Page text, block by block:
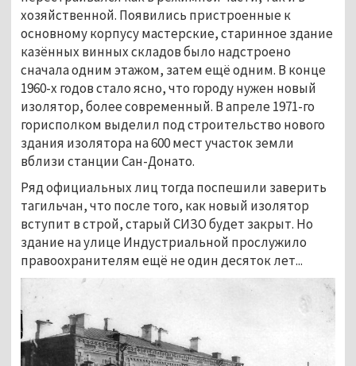
хозяйственной. Появились пристроенные к
основному корпусу мастерские, старинное здание
казённых винных складов было надстроено
сначала одним этажом, затем ещё одним. В конце
1960-х годов стало ясно, что городу нужен новый
изолятор, более современный. В апреле 1971-го
горисполком выделил под строительство нового
здания изолятора на 600 мест участок земли
вблизи станции Сан-Донато.
Ряд официальных лиц тогда поспешили заверить
тагильчан, что после того, как новый изолятор
вступит в строй, старый СИЗО будет закрыт. Но
здание на улице Индустриальной прослужило
правоохранителям ещё не один десяток лет...